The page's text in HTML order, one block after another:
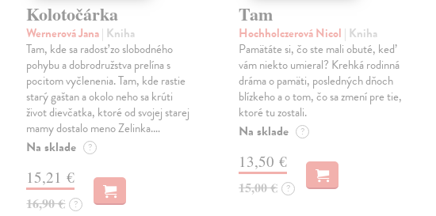
Kolotočárka
Wernerová Jana| Kniha
Tam, kde sa radosť zo slobodného
pohybu a dobrodružstva prelína s
pocitom vyčlenenia. Tam, kde rastie
starý gaštan a okolo neho sa krúti
život dievčatka, ktoré od svojej starej
mamy dostalo meno Zelinka.…
Na sklade ?
15,21 €
16,90 € ?
Tam
Hochholczerová Nicol | Kniha
Pamätáte si, čo ste mali obuté, keď
vám niekto umieral? Krehká rodinná
dráma o pamäti, posledných dňoch
blízkeho a o tom, čo sa zmení pre tie,
ktoré tu zostali.
Na sklade ?
13,50 €
15,00 € ?